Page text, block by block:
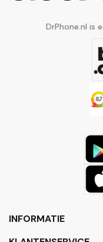
DrPhone.nl is
INFORMATIE